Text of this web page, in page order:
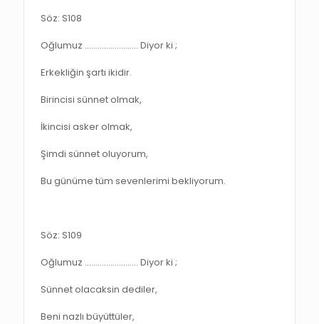
Söz: S108
Oğlumuz ……………………. Diyor ki ;
Erkekliğin şartı ikidir.
Birincisi sünnet olmak,
İkincisi asker olmak,
Şimdi sünnet oluyorum,
Bu günüme tüm sevenlerimi bekliyorum.
Söz: S109
Oğlumuz ……………………. Diyor ki ;
Sünnet olacaksin dediler,
Beni nazlı büyüttüler,